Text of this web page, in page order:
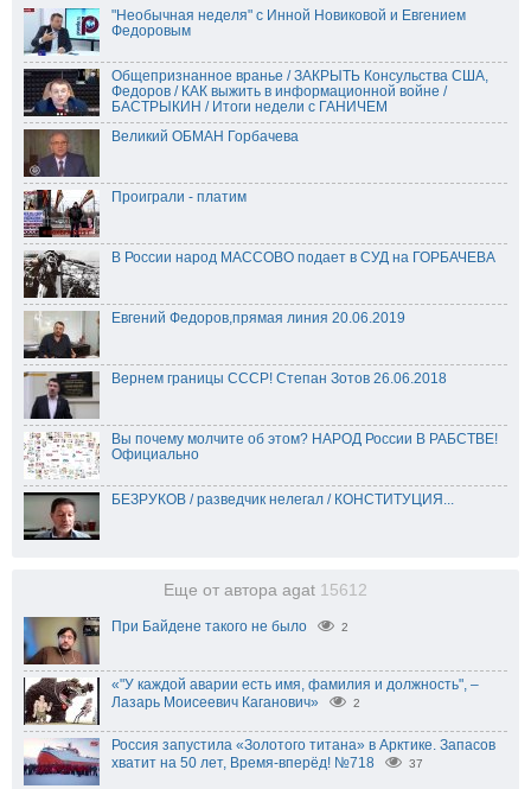
"Необычная неделя" с Инной Новиковой и Евгением
Федоровым
Общепризнанное вранье / ЗАКРЫТЬ Консульства США,
Федоров / КАК выжить в информационной войне /
БАСТРЫКИН / Итоги недели с ГАНИЧЕМ
Великий ОБМАН Горбачева
Проиграли - платим
В России народ МАССОВО подает в СУД на ГОРБАЧЕВА
Евгений Федоров,прямая линия 20.06.2019
Вернем границы СССР! Степан Зотов 26.06.2018
Вы почему молчите об этом? НАРОД России В РАБСТВЕ!
Официально
БЕЗРУКОВ / разведчик нелегал / КОНСТИТУЦИЯ...
Еще от автора agat 15612
При Байдене такого не было 2
«"У каждой аварии есть имя, фамилия и должность", –
Лазарь Моисеевич Каганович»
2
Россия запустила «Золотого титана» в Арктике. Запасов
хватит на 50 лет, Время-вперёд! №718
37